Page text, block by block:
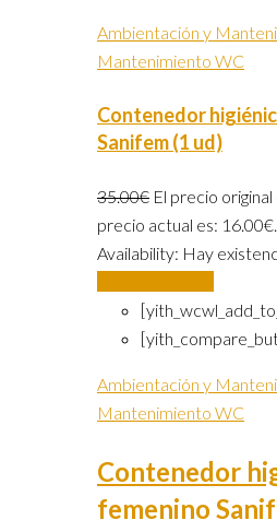
Ambientación y
Mantenimiento WC
Contenedor
Sanifem (1 ud)
35.00€ El precio
precio actual es: 16.00€.
Availability: Hay
Ambientación y
Mantenimiento WC
Contenedor
femenino